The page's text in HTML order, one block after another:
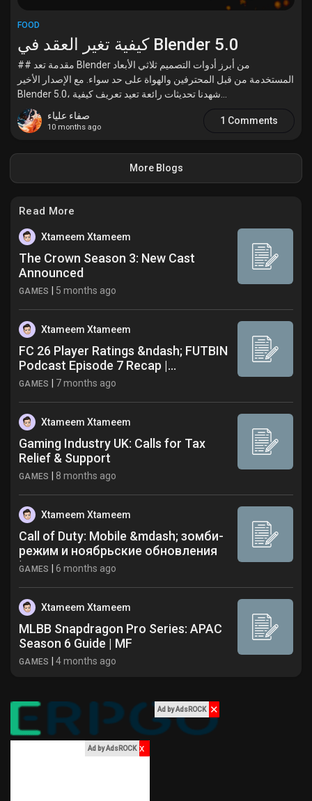
FOOD
كيفية تغير العقد في Blender 5.0
## مقدمة تعد Blender من أبرز أدوات التصميم ثلاثي الأبعاد
المستخدمة من قبل المحترفين والهواة على حد سواء. مع الإصدار الأخير
صفاء علياء
10 months ago
1 Comments
More Blogs
Read More
Xtameem Xtameem
The Crown Season 3: New Cast
Announced
GAMES | 5 months ago
Xtameem Xtameem
FC 26 Player Ratings &ndash; FUTBIN
Podcast Episode 7 Recap |...
GAMES | 7 months ago
Xtameem Xtameem
Gaming Industry UK: Calls for Tax
Relief & Support
GAMES | 8 months ago
Xtameem Xtameem
Call of Duty: Mobile &mdash; зомби-
режим и ноябрьские обновления
|...
GAMES | 6 months ago
Xtameem Xtameem
MLBB Snapdragon Pro Series: APAC
Season 6 Guide | MF
GAMES | 4 months ago
Ad by AdsROCK ✕
Ad by AdsROCK x